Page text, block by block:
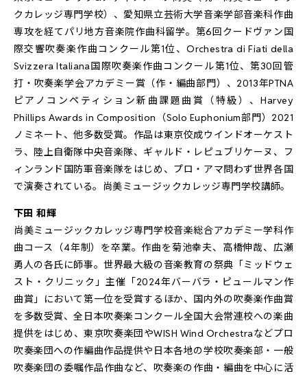
クカレッジ専門学校）、愛知県立芸術大学音楽学部音楽科作曲
専攻を経てパリ地方音楽院作曲科留学。第6回クードヴァン国
際交響吹奏楽作曲コンクール第1位、Orchestra di Fiati della
Svizzera Italiana国際吹奏楽作曲コンクール第1位、第30回管
打・吹奏楽学会アカデミー賞（作・編曲部門）、2013年PTNA
ピアノコンペティション新曲課題曲賞（特級）、Harvey
Phillips Awards in Composition（Solo Euphonium部門）2021
ノミネート、他多数受賞。作品は東京佼成ウインドオーケスト
ラ、陸上自衛隊中央音楽隊、ギャルド・レピュブリケーヌ、フ
ィンランド国防軍音楽隊をはじめ、プロ・アマ問わず世界各国
で演奏されている。尚美ミュージックカレッジ専門学校講師。
下田 和輝
尚美ミュージックカレッジ専門学校音楽総合アカデミー学科作
曲コース（4年制）を卒業。作曲を菊池幸夫、高橋伸哉、広瀬
勇人の各氏に師事。世界最大級の音楽教育の祭典「ミッドウェ
スト・クリニック」主催「2024年バーバラ・ピュールマン作
曲賞」において第一位を受賞するほか、国内外の吹奏楽作曲賞
を多数受賞、全日本吹奏楽コンクール全国大会常連校への楽曲
提供をはじめ、東京吹奏楽団やWISH Wind Orchestraなどプロ
吹奏楽団への作編曲作品提供や日本各地の学校吹奏楽部・一般
吹奏楽団の委嘱作品作曲など、吹奏楽の作曲・編曲を中心に活